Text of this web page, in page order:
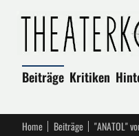
Beiträge Kritiken
Home Beiträge "ANATOL"